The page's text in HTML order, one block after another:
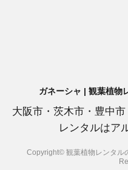
ガネーシャ | 観葉植物
大阪市・茨木市・豊中
レンタルはア
Copyright© 観葉植物レンタル